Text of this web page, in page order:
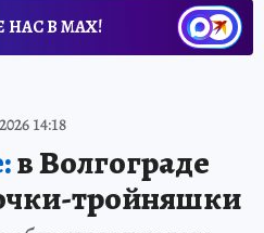
НАС В МАХ!
14:18
в Волгограде
тройняшки